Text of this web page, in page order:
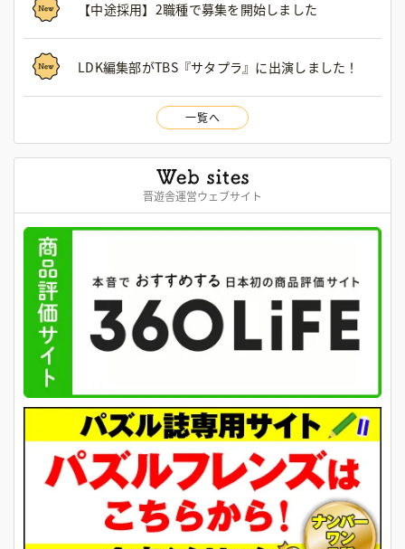
【中途採用】2職種で募集を開始しました
LDK編集部がTBS『サタプラ』に出演しました！
一覧へ
晋遊舎運営ウェブサイト